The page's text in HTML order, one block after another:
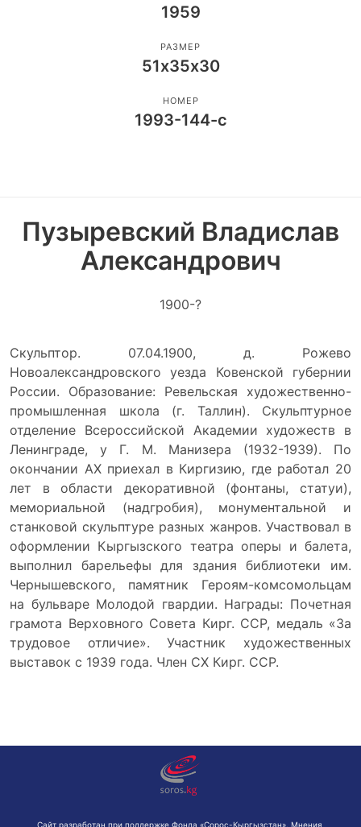
1959
РАЗМЕР
51х35х30
НОМЕР
1993-144-с
Пузыревский Владислав
Александрович
1900-?
Скульптор. 07.04.1900, д. Рожево
Новоалександровского уезда Ковенской губернии
России. Образование: Ревельская художественно-
промышленная школа (г. Таллин). Скульптурное
отделение Всероссийской Академии художеств в
Ленинграде, у Г. М. Манизера (1932-1939). По
окончании АХ приехал в Киргизию, где работал 20
лет в области декоративной (фонтаны, статуи),
мемориальной (надгробия), монументальной и
станковой скульптуре разных жанров. Участвовал в
оформлении Кыргызского театра оперы и балета,
выполнил барельефы для здания библиотеки им.
Чернышевского, памятник Героям-комсомольцам
на бульваре Молодой гвардии. Награды: Почетная
грамота Верховного Совета Кирг. ССР, медаль «За
трудовое отличие». Участник художественных
выставок с 1939 года. Член СХ Кирг. ССР.
Сайт разработан при поддержке Фонда «Сорос-Кыргызстан». Мнения,